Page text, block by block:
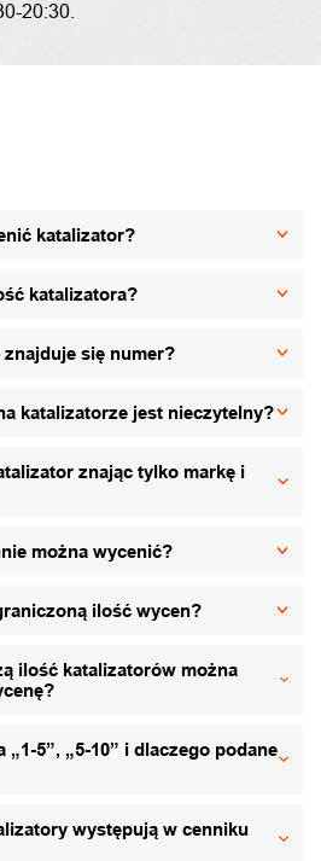
20:30.
katalizator?
katalizatora?
się numer?
katalizatorze jest nieczytelny?
znając tylko markę i
można wycenić?
ilość wycen?
ilość katalizatorów można
5”, „5-10” i dlaczego podane
występują w cenniku